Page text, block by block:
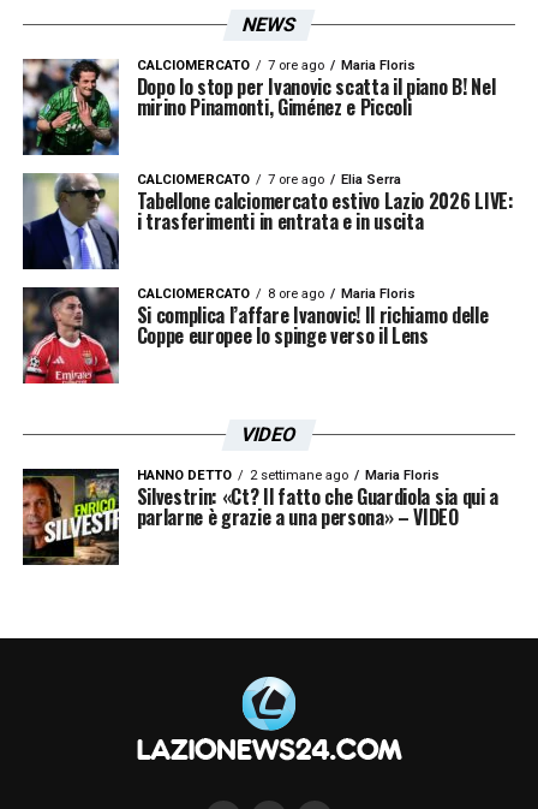
LA PLAYLIST DELLE NOSTRE TOP NEWS
NEWS
CALCIOMERCATO 7 ore ago Maria Floris
Dopo lo stop per Ivanovic scatta il piano B! Nel
mirino Pinamonti, Giménez e Piccoli
CALCIOMERCATO 7 ore ago Elia Serra
Tabellone calciomercato estivo Lazio 2026 LIVE:
i trasferimenti in entrata e in uscita
CALCIOMERCATO 8 ore ago Maria Floris
Si complica l’affare Ivanovic! Il richiamo delle
Coppe europee lo spinge verso il Lens
VIDEO
HANNO DETTO 2 settimane ago Maria Floris
Silvestrin: «Ct? Il fatto che Guardiola sia qui a
parlarne è grazie a una persona» – VIDEO